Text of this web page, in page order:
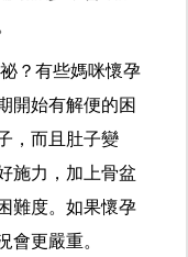
？有些媽咪懷孕
開始有解便的困
，而且肚子變
施力，加上骨盆
難度。如果懷孕
會更嚴重。